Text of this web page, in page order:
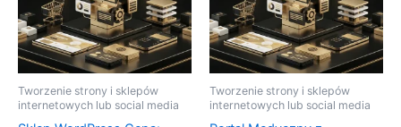
Tworzenie strony i sklepów
internetowych lub social media
Tworzenie strony i sklepów
internetowych lub social media